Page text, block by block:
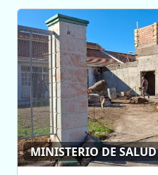
MINISTERIO DE SALUD